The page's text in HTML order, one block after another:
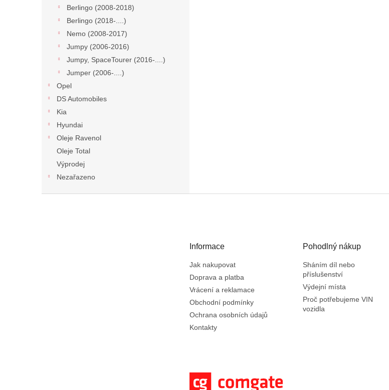
Berlingo (2008-2018)
Berlingo (2018-....)
Nemo (2008-2017)
Jumpy (2006-2016)
Jumpy, SpaceTourer (2016-....)
Jumper (2006-....)
Opel
DS Automobiles
Kia
Hyundai
Oleje Ravenol
Oleje Total
Výprodej
Nezařazeno
Informace
Jak nakupovat
Doprava a platba
Vrácení a reklamace
Obchodní podmínky
Ochrana osobních údajů
Kontakty
Pohodlný nákup
Sháním díl nebo
příslušenství
Výdejní místa
Proč potřebujeme VIN
vozidla